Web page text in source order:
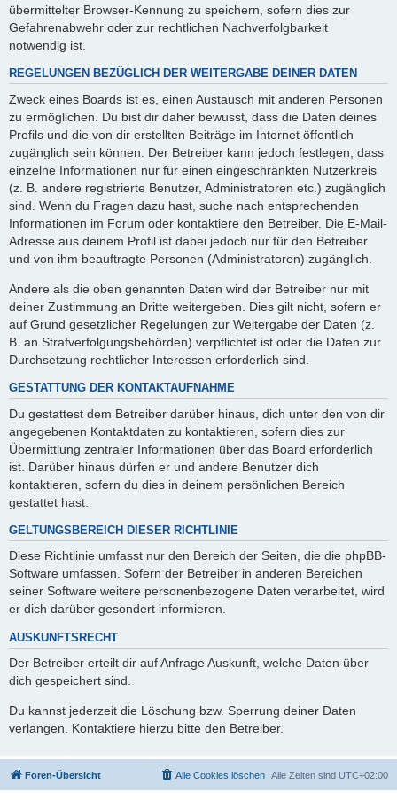
übermittelter Browser-Kennung zu speichern, sofern dies zur
Gefahrenabwehr oder zur rechtlichen Nachverfolgbarkeit
notwendig ist.
REGELUNGEN BEZÜGLICH DER WEITERGABE DEINER DATEN
Zweck eines Boards ist es, einen Austausch mit anderen Personen
zu ermöglichen. Du bist dir daher bewusst, dass die Daten deines
Profils und die von dir erstellten Beiträge im Internet öffentlich
zugänglich sein können. Der Betreiber kann jedoch festlegen, dass
einzelne Informationen nur für einen eingeschränkten Nutzerkreis
(z. B. andere registrierte Benutzer, Administratoren etc.) zugänglich
sind. Wenn du Fragen dazu hast, suche nach entsprechenden
Informationen im Forum oder kontaktiere den Betreiber. Die E-Mail-
Adresse aus deinem Profil ist dabei jedoch nur für den Betreiber
und von ihm beauftragte Personen (Administratoren) zugänglich.
Andere als die oben genannten Daten wird der Betreiber nur mit
deiner Zustimmung an Dritte weitergeben. Dies gilt nicht, sofern er
auf Grund gesetzlicher Regelungen zur Weitergabe der Daten (z.
B. an Strafverfolgungsbehörden) verpflichtet ist oder die Daten zur
Durchsetzung rechtlicher Interessen erforderlich sind.
GESTATTUNG DER KONTAKTAUFNAHME
Du gestattest dem Betreiber darüber hinaus, dich unter den von dir
angegebenen Kontaktdaten zu kontaktieren, sofern dies zur
Übermittlung zentraler Informationen über das Board erforderlich
ist. Darüber hinaus dürfen er und andere Benutzer dich
kontaktieren, sofern du dies in deinem persönlichen Bereich
gestattet hast.
GELTUNGSBEREICH DIESER RICHTLINIE
Diese Richtlinie umfasst nur den Bereich der Seiten, die die phpBB-
Software umfassen. Sofern der Betreiber in anderen Bereichen
seiner Software weitere personenbezogene Daten verarbeitet, wird
er dich darüber gesondert informieren.
AUSKUNFTSRECHT
Der Betreiber erteilt dir auf Anfrage Auskunft, welche Daten über
dich gespeichert sind.
Du kannst jederzeit die Löschung bzw. Sperrung deiner Daten
verlangen. Kontaktiere hierzu bitte den Betreiber.
Foren-Übersicht Alle Zeiten sind UTC+02:00
Alle Cookies löschen